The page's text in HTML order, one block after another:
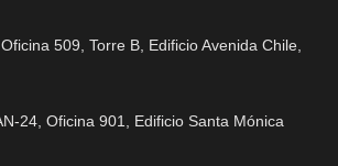
509, Torre B, Edificio Avenida Chile,
24, Oficina 901, Edificio Santa Mónica